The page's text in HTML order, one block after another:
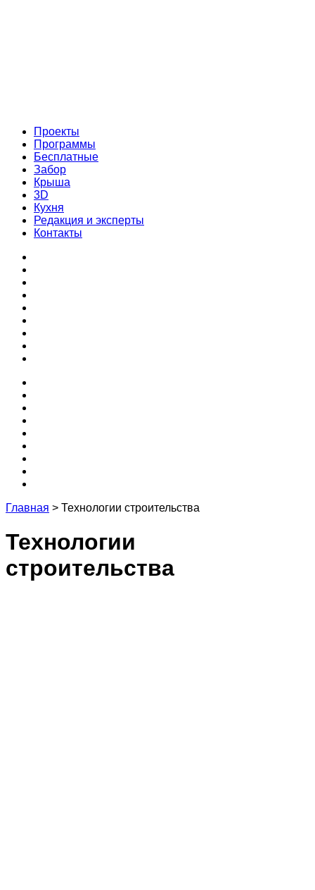
Проекты
Программы
Бесплатные
Забор
Крыша
3D
Кухня
Редакция и эксперты
Контакты
Главная > Технологии строительства
Технологии
строительства